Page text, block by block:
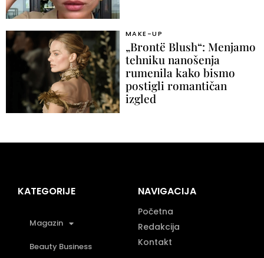
MAKE-UP
„Brontë Blush“: Menjamo
tehniku nanošenja
rumenila kako bismo
postigli romantičan
izgled
KATEGORIJE
Magazin
Beauty Business
NAVIGACIJA
Početna
Redakcija
Kontakt